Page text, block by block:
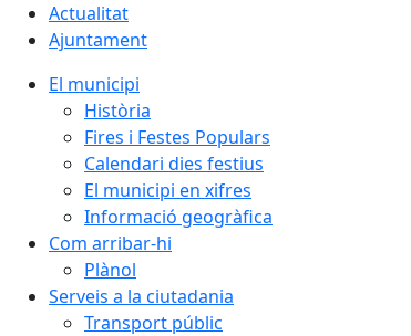
Actualitat
Ajuntament
El municipi
Història
Fires i Festes Populars
Calendari dies festius
El municipi en xifres
Informació geogràfica
Com arribar-hi
Plànol
Serveis a la ciutadania
Transport públic